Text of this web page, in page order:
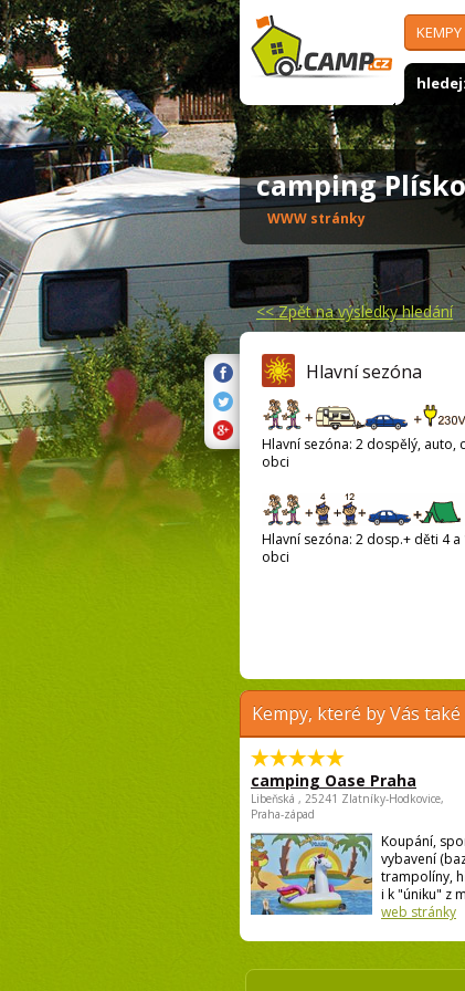
hledej:
camping
WWW stránky
<<Zpět na výsledky hledání
Hlavní sezóna
Hlavní sezóna: 2 dospělý, auto,
obci
Hlavní sezóna: 2 dosp.+ děti 4
obci
Kempy, které by Vás
camping Oase Praha
Libeňská , 25241 Zlatníky-Hodkovice,
Praha-západ
Koupání,
vybavení
trampolíny,
i k "úniku" z
web stránky